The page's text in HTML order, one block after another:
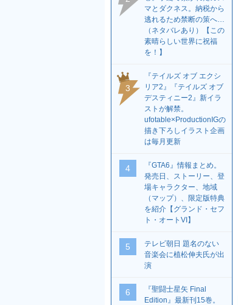
マとダクネス。納税から
逃れるため禁断の策へ…
（ネタバレあり）【この
素晴らしい世界に祝福
を！】
3
『テイルズ オブ エクシ
リア2』『テイルズ オブ
デスティニー2』新イラ
ストが解禁。
ufotable×ProductionIGの
描き下ろしイラスト企画
は毎月更新
4
『GTA6』情報まとめ。
発売日、ストーリー、登
場キャラクター、地域
（マップ）、限定版特典
を紹介【グランド・セフ
ト・オートVI】
5
テレビ朝日 題名のない
音楽会に植松伸夫氏が出
演
6
『聖闘士星矢 Final
Edition』最新刊15巻。